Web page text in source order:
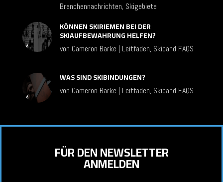
Branchennachrichten, Skigebiete
KÖNNEN SKIRIEMEN BEI DER
SKIAUFBEWAHRUNG HELFEN?
von Cameron Barke | Leitfaden, Skiband FAQS
WAS SIND SKIBINDUNGEN?
von Cameron Barke | Leitfaden, Skiband FAQS
FÜR DEN NEWSLETTER
ANMELDEN